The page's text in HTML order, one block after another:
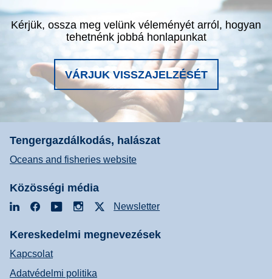
Kérjük, ossza meg velünk véleményét arról, hogyan
tehetnénk jobbá honlapunkat
VÁRJUK VISSZAJELZÉSÉT
Tengergazdálkodás, halászat
Oceans and fisheries website
Közösségi média
LinkedInFacebookYouTubeInstagramNewsletter
Kereskedelmi megnevezések
Kapcsolat
Adatvédelmi politika